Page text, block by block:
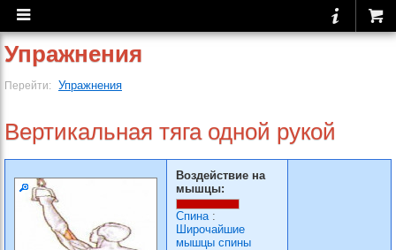
Упражнения
Перейти: Упражнения
Вертикальная тяга одной рукой
Воздействие на
мышцы:
Спина:
Широчайшие
мышцы спины